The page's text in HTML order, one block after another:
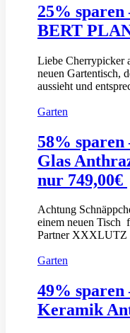
25%
BERT
Liebe Cherrypicker
neuen Gartentisch,
aussieht und
Garten
58%
Glas
nur 749,00€
Achtung
einem neuen Tisch
Partner XXXLUTZ
Garten
49%
Keramik